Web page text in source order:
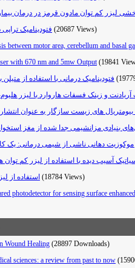
لیزر کم توان مادون قرمز در درمان
فتودینامیک (20687 Views)
between motor area, cerebellum and basal
with 670 nm and 5mw Output (19841
فتودینامیک درمانی با استفاده از
و زینک فسفات هاروارد با لیزر
بیومتریال های زیست سازگار به عنوان
بنیادی مزانشیمی جدا شده از مغز
موکوزیت دهانی ناشی از شیمی درمانی: یک
آسیب دیده با استفاده از لیزر کم توان
استفاده از (18784 Views)
photodetector for sensing surface
Wound Healing (28897 Downloads)
sciences: a review from past to now